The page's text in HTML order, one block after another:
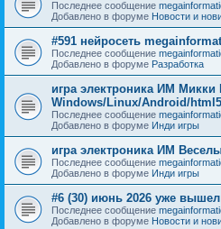
Последнее сообщение
Добавлено в форуме Новости и
#591 нейросеть
Последнее сообщение
Добавлено в форуме Разработка
игра электроника ИМ
Windows/Linux/Android/
Последнее сообщение
Добавлено в форуме Инди игры
игра электроника ИМ
Последнее сообщение
Добавлено в форуме Инди игры
#6 (30) июнь 2026 уже
Последнее сообщение
Добавлено в форуме Новости и